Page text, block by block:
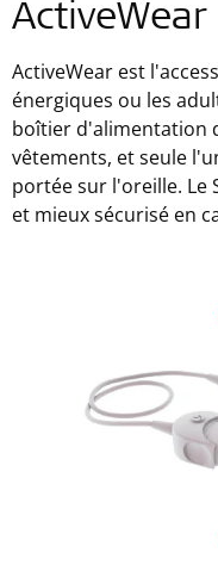
ActiveWear
ActiveWear est
énergiques ou les
boîtier d'alimentation
vêtements, et seule
portée sur l'oreille. Le
et mieux sécurisé en